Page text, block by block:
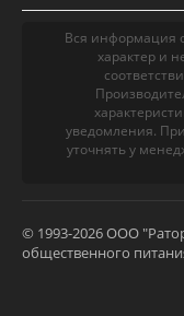
Вся информация
характер и
уведомления.
уточнять у
© 1993-2026 ООО
общественного